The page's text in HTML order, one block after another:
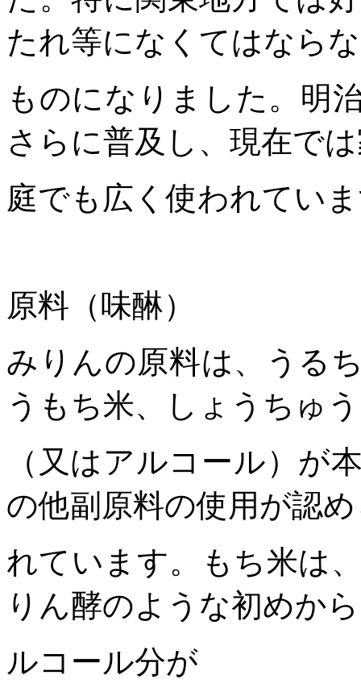
たれ等になくてはなら
ものになりました。明
さらに普及し、現在で
庭でも広く使われてい
原料（味醂）
みりんの原料は、うる
うもち米、しょうちゅう
（又はアルコール）が
の他副原料の使用が認
れています。もち米は
りん酵のような初めか
ルコール分が